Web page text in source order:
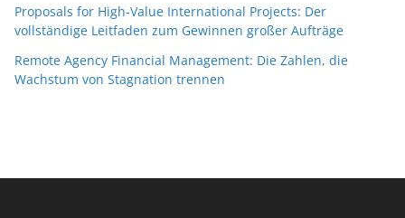
Proposals for High-Value International Projects: Der
vollständige Leitfaden zum Gewinnen großer Aufträge
Remote Agency Financial Management: Die Zahlen, die
Wachstum von Stagnation trennen